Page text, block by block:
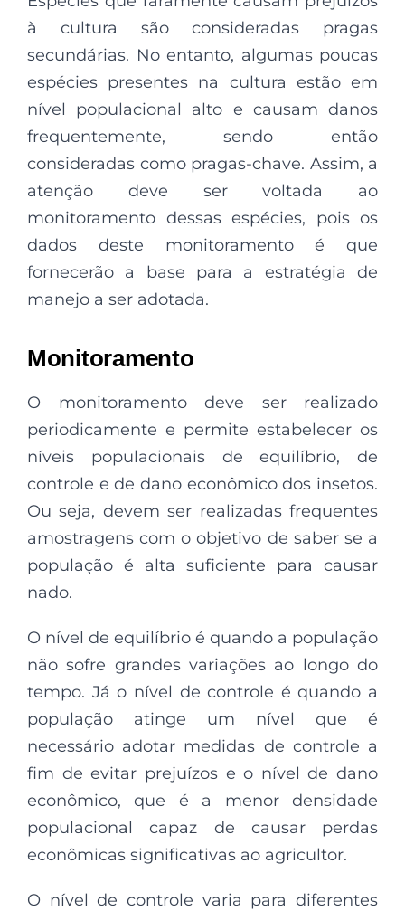
à cultura são consideradas pragas
secundárias. No entanto, algumas poucas
espécies presentes na cultura estão em
nível populacional alto e causam danos
frequentemente, sendo então
consideradas como pragas-chave. Assim, a
atenção deve ser voltada ao
monitoramento dessas espécies, pois os
dados deste monitoramento é que
fornecerão a base para a estratégia de
manejo a ser adotada.
Monitoramento
O monitoramento deve ser realizado
periodicamente e permite estabelecer os
níveis populacionais de equilíbrio, de
controle e de dano econômico dos insetos.
Ou seja, devem ser realizadas frequentes
amostragens com o objetivo de saber se a
população é alta suficiente para causar
nado.
O nível de equilíbrio é quando a população
não sofre grandes variações ao longo do
tempo. Já o nível de controle é quando a
população atinge um nível que é
necessário adotar medidas de controle a
fim de evitar prejuízos e o nível de dano
econômico, que é a menor densidade
populacional capaz de causar perdas
econômicas significativas ao agricultor.
O nível de controle varia para diferentes